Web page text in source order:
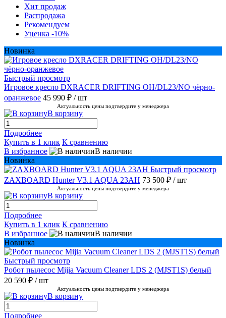
Хит продаж
Распродажа
Рекомендуем
Уценка -10%
Новинка
Быстрый просмотр
Игровое кресло DXRACER DRIFTING OH/DL23/NO чёрно-
оранжевое 45 990 ₽ / шт
Актуальность цены подтвердите у менеджера
В корзину
Подробнее
Купить в 1 клик К сравнению
В избранное
В наличии
Новинка
Быстрый просмотр
ZAXBOARD Hunter V3.1 AQUA 23AH 73 500 ₽ / шт
Актуальность цены подтвердите у менеджера
В корзину
Подробнее
Купить в 1 клик К сравнению
В избранное
В наличии
Новинка
Быстрый просмотр
Робот пылесос Mijia Vacuum Cleaner LDS 2 (MJST1S) белый
20 590 ₽ / шт
Актуальность цены подтвердите у менеджера
В корзину
Подробнее